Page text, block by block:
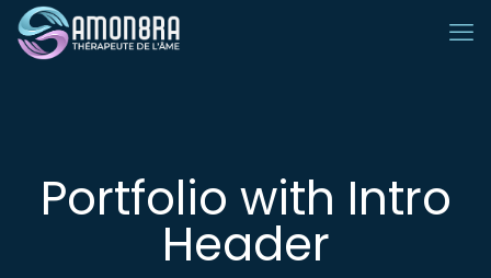
Portfolio with Intro
Header